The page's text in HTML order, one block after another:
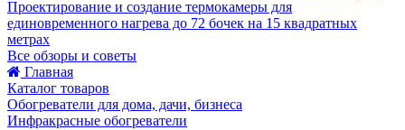
Проектирование и создание термокамеры для
единовременного нагрева до 72 бочек на 15 квадратных
метрах
Все обзоры и советы
Главная
Каталог товаров
Обогреватели для дома, дачи, бизнеса
Инфракрасные обогреватели